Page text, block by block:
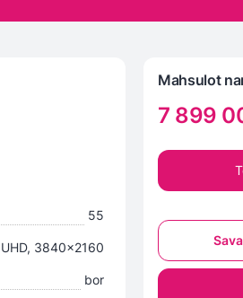
55
3840x2160
bor
Mahsulot
7 899